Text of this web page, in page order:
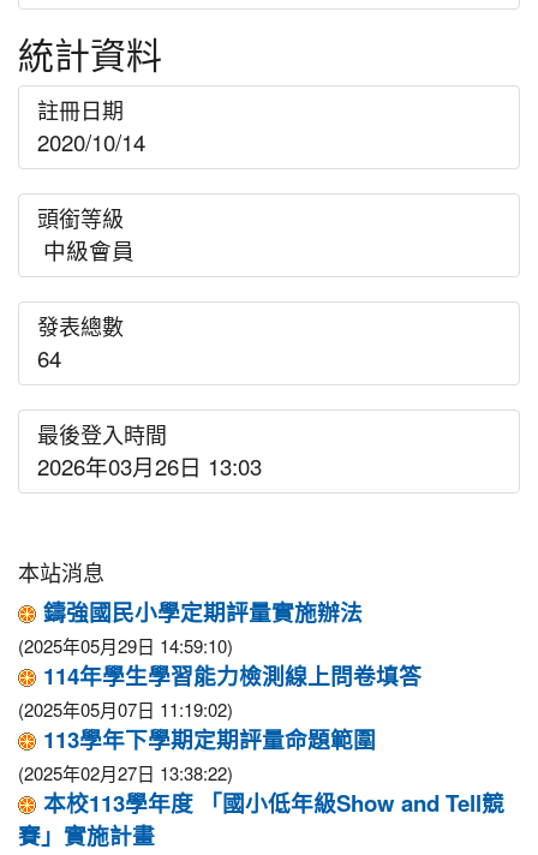
統計資料
註冊日期
2020/10/14
頭銜等級
中級會員
發表總數
64
最後登入時間
2026年03月26日 13:03
本站消息
鑄強國民小學定期評量實施辦法
(2025年05月29日 14:59:10)
114年學生學習能力檢測線上問卷填答
(2025年05月07日 11:19:02)
113學年下學期定期評量命題範圍
(2025年02月27日 13:38:22)
本校113學年度 「國小低年級Show and Tell競
賽」實施計畫